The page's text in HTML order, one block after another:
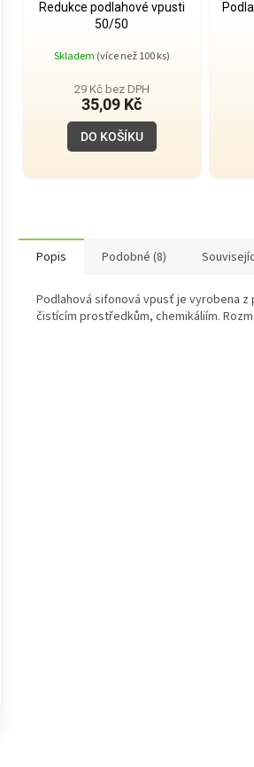
Redukce podlahové vpusti
50/50
Skladem (více než 100 ks)
29 Kč bez DPH
35,09 Kč
DO KOŠÍKU
Popis Podobné (8)
Podlahová sifonová vpusť je vyrobena
čistícím prostředkům, chemikáliím.